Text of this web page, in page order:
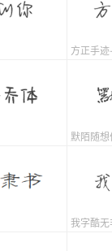
方正手
默陌随想
我字酷无